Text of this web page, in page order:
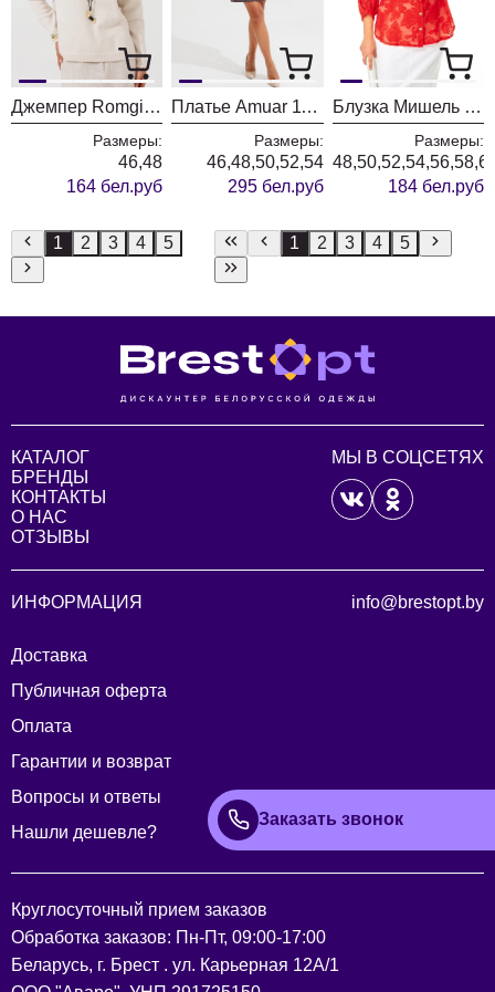
Джемпер Romgil РВ0435-ВИ5 ванильный
Размеры:
46,48
164 бел.руб
Платье Amuar 1136
Размеры:
46,48,50,52,54
295 бел.руб
Блузка Мишель Шик 802 красный
Размеры:
184 бел.руб
1 2 3 4 5 1 2 3 4 5
КАТАЛОГ
БРЕНДЫ
КОНТАКТЫ
О НАС
ОТЗЫВЫ
МЫ В СОЦСЕТЯХ
ИНФОРМАЦИЯ
Доставка
Публичная оферта
Оплата
Гарантии и возврат
Вопросы и ответы
Нашли дешевле?
info@brestopt.by
Заказать звонок
Круглосуточный прием заказов
Обработка заказов: Пн-Пт, 09:00-17:00
Беларусь, г. Брест . ул. Карьерная 12А/1